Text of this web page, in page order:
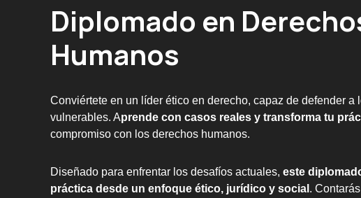
Diplomado en
Humanos
Conviértete en un líder ético en derecho, capaz de defender a
vulnerables. Aprende con casos reales y transforma tu
compromiso con los derechos humanos.
Diseñado para enfrentar los desafíos actuales, este
práctica desde un enfoque ético, jurídico y social .